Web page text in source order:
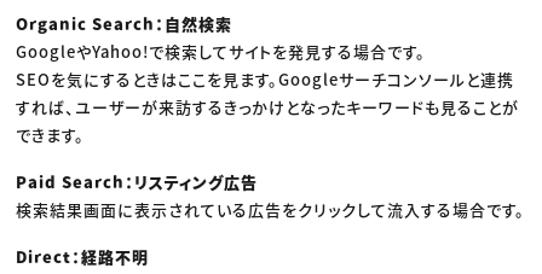
Organic Search：自然検索
GoogleやYahoo!で検索してサイトを発見する場合です。
SEOを気にするときはここを見ます。Googleサーチコンソールと連携
すれば、ユーザーが来訪するきっかけとなったキーワードも見ることが
できます。
Paid Search：リスティング広告
検索結果画面に表示されている広告をクリックして流入する場合です。
Direct：経路不明